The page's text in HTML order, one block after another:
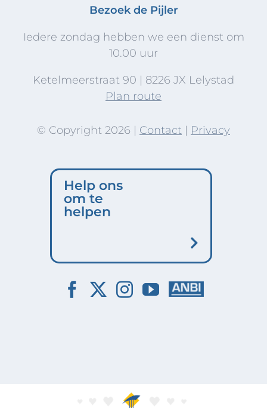
Bezoek de Pijler
Iedere zondag hebben we een dienst om
10.00 uur
Ketelmeerstraat 90 | 8226 JX Lelystad
Plan route
© Copyright 2026 | Contact | Privacy
Help ons
om te
helpen